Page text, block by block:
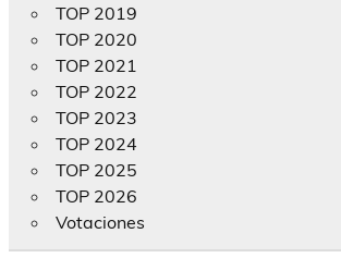
TOP 2019
TOP 2020
TOP 2021
TOP 2022
TOP 2023
TOP 2024
TOP 2025
TOP 2026
Votaciones